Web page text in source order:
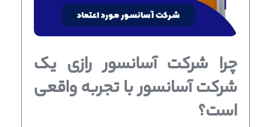
چرا شرکت آسانسور رازی یک
شرکت آسانسور با تجربه واقعی
است؟